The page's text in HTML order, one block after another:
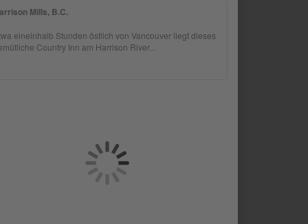
Mills, B.C.
eineinhalb Stunden östlich von Vancouver liegt dieses
Country Inn am Harrison River...